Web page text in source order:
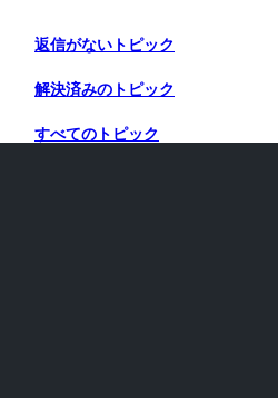
返信がないトピック
解決済みのトピック
すべてのトピック